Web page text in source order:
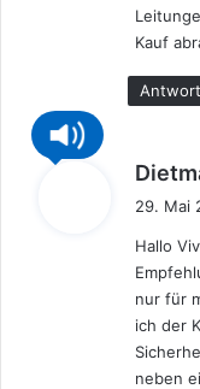
Kauf
29. Mai
Hallo
nur für
ich der
neben